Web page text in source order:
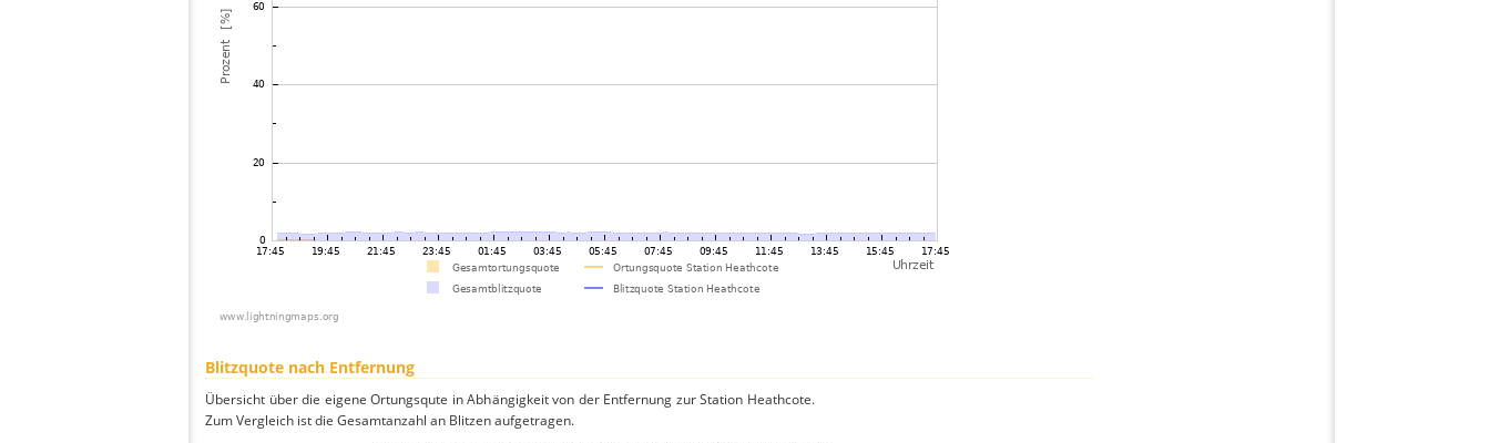
Blitzquote nach Entfernung
Übersicht über die eigene Ortungsqute in Abhängigkeit von der Entfernung zur Station Heathcote.
Zum Vergleich ist die Gesamtanzahl an Blitzen aufgetragen.